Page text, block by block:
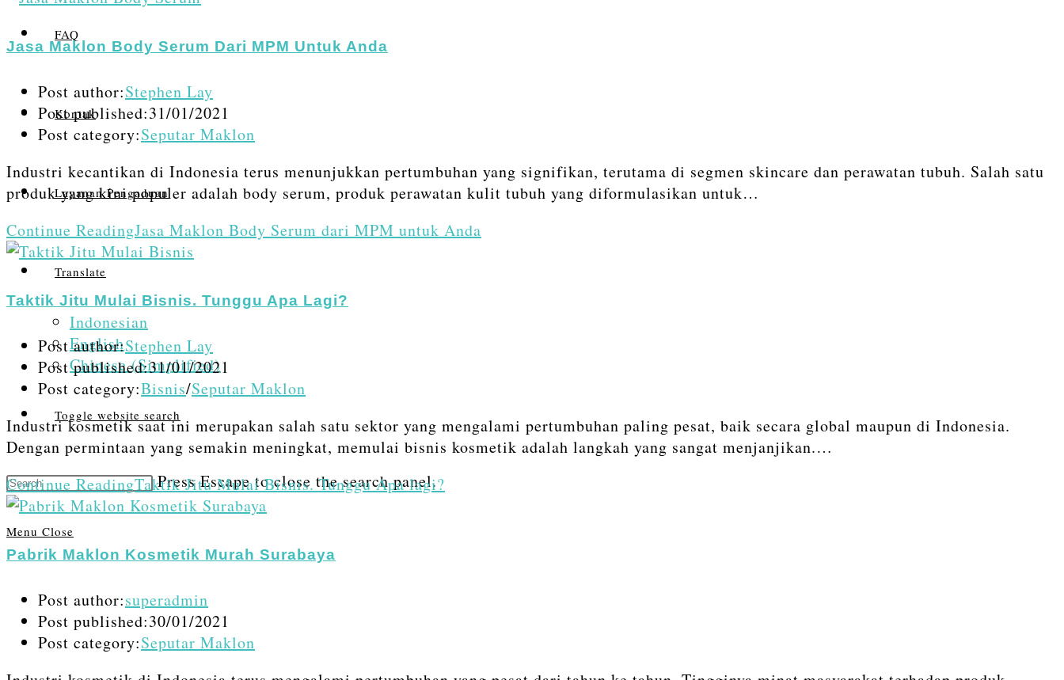
FAQ
Kontak
Layanan Pengaduan
Translate
Indonesian
English
Chinese (Simplified)
Toggle website search
Press Escape to close the search panel.
Menu Close
Jasa Maklon Body Serum Dari MPM Untuk Anda
Post author:Stephen Lay
Post published:31/01/2021
Post category:Seputar Maklon
Industri kecantikan di Indonesia terus menunjukkan pertumbuhan yang signifikan, terutama di segmen skincare dan perawatan tubuh. Salah satu
produk yang kini populer adalah body serum, produk perawatan kulit tubuh yang diformulasikan untuk…
Continue ReadingJasa Maklon Body Serum dari MPM untuk Anda
Taktik Jitu Mulai Bisnis. Tunggu Apa Lagi?
Post author:Stephen Lay
Post published:31/01/2021
Post category:Bisnis/Seputar Maklon
Industri kosmetik saat ini merupakan salah satu sektor yang mengalami pertumbuhan paling pesat, baik secara global maupun di Indonesia.
Dengan permintaan yang semakin meningkat, memulai bisnis kosmetik adalah langkah yang sangat menjanjikan.…
Continue ReadingTaktik Jitu Mulai Bisnis. Tunggu Apa lagi?
Pabrik Maklon Kosmetik Murah Surabaya
Post author:superadmin
Post published:30/01/2021
Post category:Seputar Maklon